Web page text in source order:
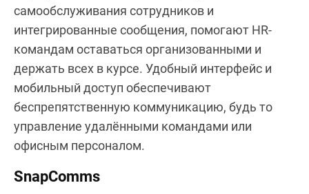
самообслуживания сотрудников и
интегрированные сообщения, помогают HR-
командам оставаться организованными и
держать всех в курсе. Удобный интерфейс и
мобильный доступ обеспечивают
беспрепятственную коммуникацию, будь то
управление удалёнными командами или
офисным персоналом.
SnapComms